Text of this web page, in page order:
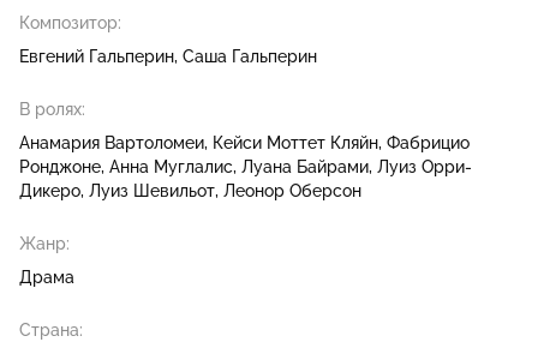
Композитор:
Евгений Гальперин Саша Гальперин
В ролях:
Анамария Вартоломеи Кейси Моттет Кляйн Фабрицио
Ронджоне Анна Муглалис Луана Байрами Луиз Орри-
Дикеро Луиз Шевильот Леонор Оберсон
Жанр:
Драма
Страна: